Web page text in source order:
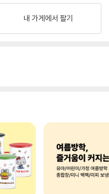
내 가게에서 팔기